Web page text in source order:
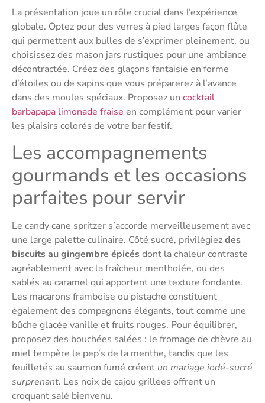
La présentation joue un rôle crucial dans l’expérience
globale. Optez pour des verres à pied larges façon flûte
qui permettent aux bulles de s’exprimer pleinement, ou
choisissez des mason jars rustiques pour une ambiance
décontractée. Créez des glaçons fantaisie en forme
d’étoiles ou de sapins que vous préparerez à l’avance
dans des moules spéciaux. Proposez un cocktail
barbapapa limonade fraise en complément pour varier
les plaisirs colorés de votre bar festif.
Les accompagnements
gourmands et les occasions
parfaites pour servir
Le candy cane spritzer s’accorde merveilleusement avec
une large palette culinaire. Côté sucré, privilégiezdes
biscuits au gingembre épicésdont la chaleur contraste
agréablement avec la fraîcheur mentholée, ou des
sablés au caramel qui apportent une texture fondante.
Les macarons framboise ou pistache constituent
également des compagnons élégants, tout comme une
bûche glacée vanille et fruits rouges. Pour équilibrer,
proposez des bouchées salées : le fromage de chèvre au
miel tempère le pep’s de la menthe, tandis que les
feuilletés au saumon fumé créent un mariage iodé-sucré
surprenant. Les noix de cajou grillées offrent un
croquant salé bienvenu.